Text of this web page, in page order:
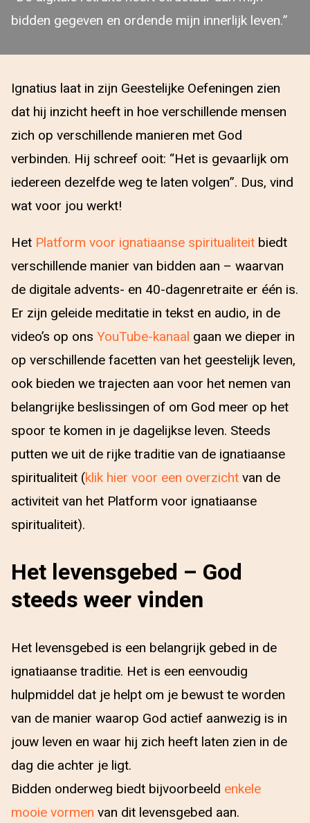
bidden gegeven en ordende mijn innerlijk leven.”
Ignatius laat in zijn Geestelijke Oefeningen zien
dat hij inzicht heeft in hoe verschillende mensen
zich op verschillende manieren met God
verbinden. Hij schreef ooit: “Het is gevaarlijk om
iedereen dezelfde weg te laten volgen”. Dus, vind
wat voor jou werkt!
Het Platform voor ignatiaanse spiritualiteit biedt
verschillende manier van bidden aan – waarvan
de digitale advents- en 40-dagenretraite er één is.
Er zijn geleide meditatie in tekst en audio, in de
video’s op ons YouTube-kanaal gaan we dieper in
op verschillende facetten van het geestelijk leven,
ook bieden we trajecten aan voor het nemen van
belangrijke beslissingen of om God meer op het
spoor te komen in je dagelijkse leven. Steeds
putten we uit de rijke traditie van de ignatiaanse
spiritualiteit (klik hier voor een overzichtvan de
activiteit van het Platform voor ignatiaanse
spiritualiteit).
Het levensgebed – God
steeds weer vinden
Het levensgebed is een belangrijk gebed in de
ignatiaanse traditie. Het is een eenvoudig
hulpmiddel dat je helpt om je bewust te worden
van de manier waarop God actief aanwezig is in
jouw leven en waar hij zich heeft laten zien in de
dag die achter je ligt.
Bidden onderweg biedt bijvoorbeeld enkele
mooie vormen van dit levensgebed aan.